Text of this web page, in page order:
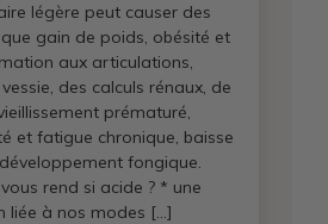
légère peut causer des
gain de poids, obésité et
aux articulations,
des calculs rénaux, de
prématuré,
et fatigue chronique, baisse
fongique.
rend si acide ? * une
liée à nos modes […]